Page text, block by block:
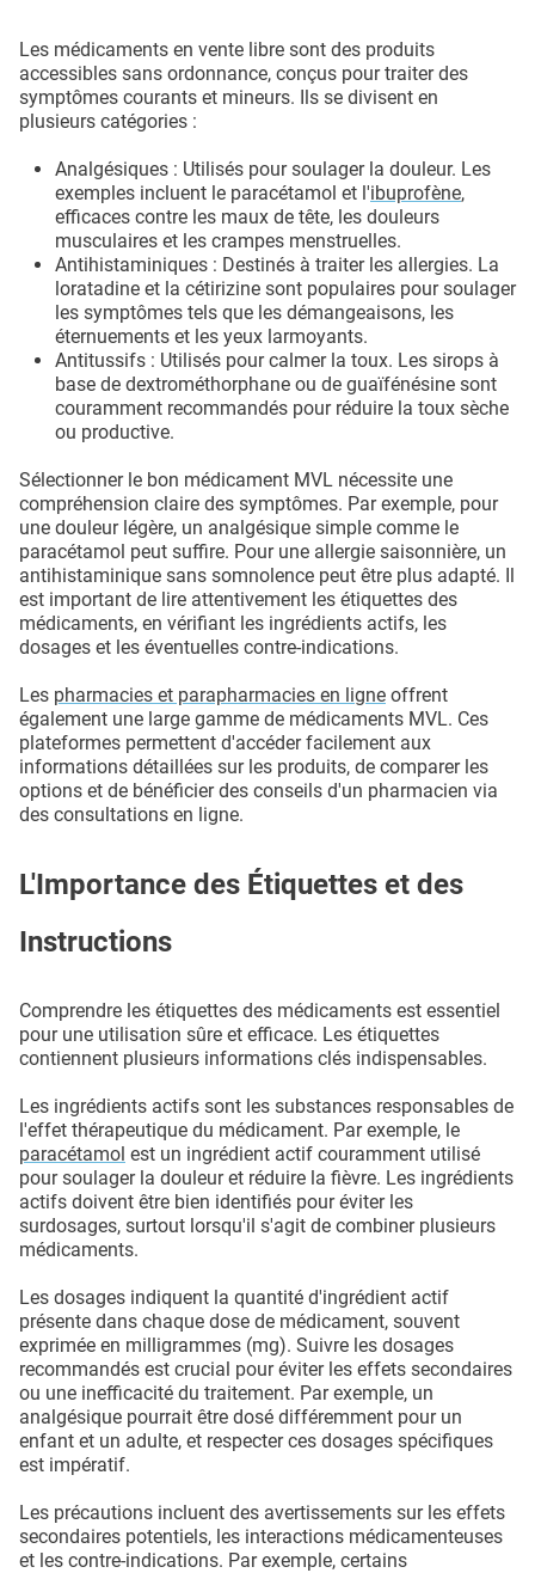
Les médicaments en vente libre sont des produits
accessibles sans ordonnance, conçus pour traiter des
symptômes courants et mineurs. Ils se divisent en
plusieurs catégories :
Analgésiques : Utilisés pour soulager la douleur. Les
exemples incluent le paracétamol et l'ibuprofène,
efficaces contre les maux de tête, les douleurs
musculaires et les crampes menstruelles.
Antihistaminiques : Destinés à traiter les allergies. La
loratadine et la cétirizine sont populaires pour soulager
les symptômes tels que les démangeaisons, les
éternuements et les yeux larmoyants.
Antitussifs : Utilisés pour calmer la toux. Les sirops à
base de dextrométhorphane ou de guaïfénésine sont
couramment recommandés pour réduire la toux sèche
ou productive.
Sélectionner le bon médicament MVL nécessite une
compréhension claire des symptômes. Par exemple, pour
une douleur légère, un analgésique simple comme le
paracétamol peut suffire. Pour une allergie saisonnière, un
antihistaminique sans somnolence peut être plus adapté. Il
est important de lire attentivement les étiquettes des
médicaments, en vérifiant les ingrédients actifs, les
dosages et les éventuelles contre-indications.
Les pharmacies et parapharmacies en ligne offrent
également une large gamme de médicaments MVL. Ces
plateformes permettent d'accéder facilement aux
informations détaillées sur les produits, de comparer les
options et de bénéficier des conseils d'un pharmacien via
des consultations en ligne.
L'Importance des Étiquettes et des
Instructions
Comprendre les étiquettes des médicaments est essentiel
pour une utilisation sûre et efficace. Les étiquettes
contiennent plusieurs informations clés indispensables.
Les ingrédients actifs sont les substances responsables de
l'effet thérapeutique du médicament. Par exemple, le
paracétamol est un ingrédient actif couramment utilisé
pour soulager la douleur et réduire la fièvre. Les ingrédients
actifs doivent être bien identifiés pour éviter les
surdosages, surtout lorsqu'il s'agit de combiner plusieurs
médicaments.
Les dosages indiquent la quantité d'ingrédient actif
présente dans chaque dose de médicament, souvent
exprimée en milligrammes (mg). Suivre les dosages
recommandés est crucial pour éviter les effets secondaires
ou une inefficacité du traitement. Par exemple, un
analgésique pourrait être dosé différemment pour un
enfant et un adulte, et respecter ces dosages spécifiques
est impératif.
Les précautions incluent des avertissements sur les effets
secondaires potentiels, les interactions médicamenteuses
et les contre-indications. Par exemple, certains